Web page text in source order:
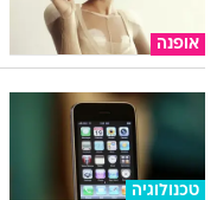
אופנה
טכנולוגיה